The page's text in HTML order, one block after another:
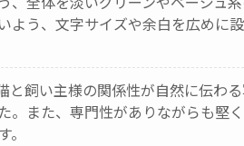
よう、文字サイズや余白を広めに
と飼い主様の関係性が自然に伝わ
。また、専門性がありながらも堅